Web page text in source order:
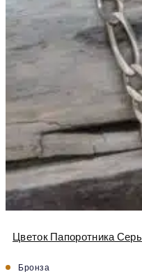
Цветок Папоротника
Бронза